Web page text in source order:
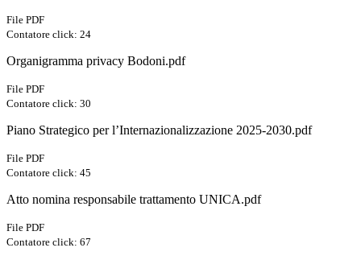
File PDF
Contatore click: 24
Organigramma privacy Bodoni.pdf
File PDF
Contatore click: 30
Piano Strategico per l’Internazionalizzazione 2025-2030.pdf
File PDF
Contatore click: 45
Atto nomina responsabile trattamento UNICA.pdf
File PDF
Contatore click: 67